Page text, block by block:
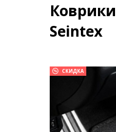
Seintex
СКИДКА